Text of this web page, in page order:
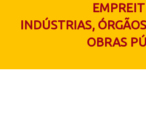
INDÚSTRIAS,
OBRAS